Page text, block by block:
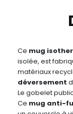
Ce mug
isolée, est
matériaux
déversement
Le gobelet
Ce mug anti-